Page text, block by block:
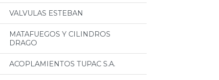
VALVULAS ESTEBAN
MATAFUEGOS Y CILINDROS
DRAGO
ACOPLAMIENTOS TUPAC S.A.